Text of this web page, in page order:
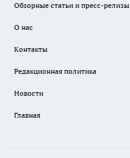
Обзорные статьи и пресс-релизы
О нас
Контакты
Редакционная политика
Новости
Главная